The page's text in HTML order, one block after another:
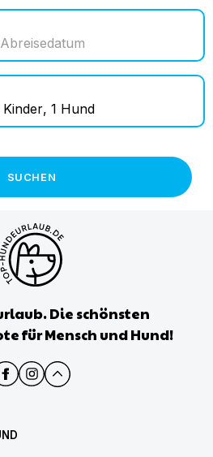
Abreisedatum
Kinder, 1 Hund
SUCHEN
Die schönsten
für Mensch und Hund!